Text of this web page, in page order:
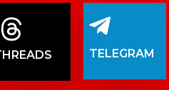
TELEGRAM